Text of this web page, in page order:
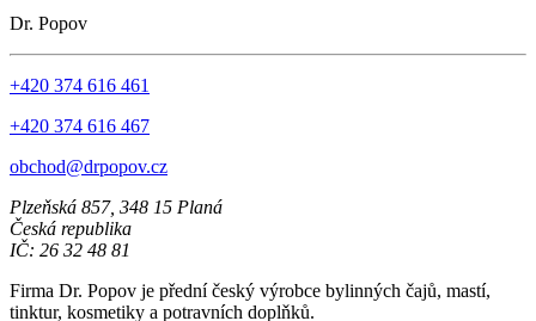
Dr. Popov
+420 374 616 461
+420 374 616 467
obchod@drpopov.cz
Plzeňská 857, 348 15 Planá
Česká republika
IČ: 26 32 48 81
Firma Dr. Popov je přední český výrobce bylinných čajů, mastí,
tinktur, kosmetiky a potravních doplňků.